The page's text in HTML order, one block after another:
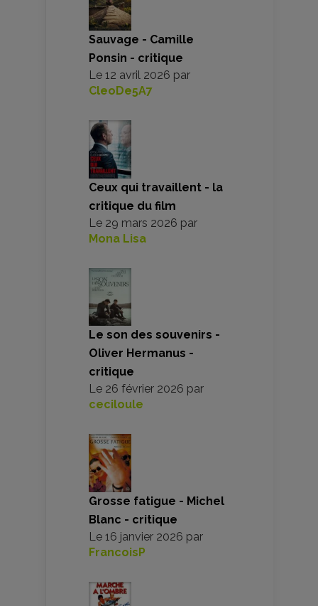
Sauvage - Camille
Ponsin - critique
Le 12 avril 2026 par
CleoDe5A7
Ceux qui travaillent - la
critique du film
Le 29 mars 2026 par
Mona Lisa
Le son des souvenirs -
Oliver Hermanus -
critique
Le 26 février 2026 par
ceciloule
Grosse fatigue - Michel
Blanc - critique
Le 16 janvier 2026 par
FrancoisP